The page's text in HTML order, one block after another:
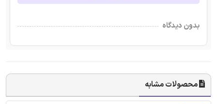
بدون دیدگاه
محصولات مشابه